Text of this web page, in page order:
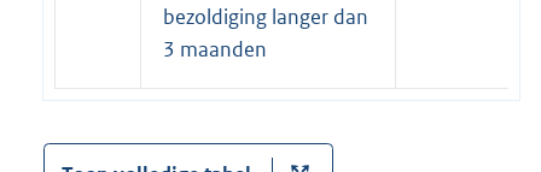
bezoldiging langer dan
3 maanden